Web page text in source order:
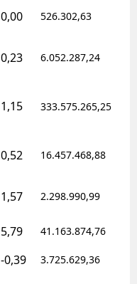
0,00 526.302,63
0,23 6.052.287,24
1,15 333.575.265,25
0,52 16.457.468,88
1,57 2.298.990,99
5,79 41.163.874,76
-0,39 3.725.629,36